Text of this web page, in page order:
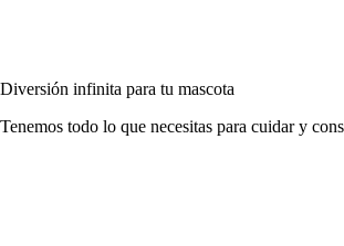
Diversión infinita para tu mascota
Tenemos todo lo que necesitas para cuidar y